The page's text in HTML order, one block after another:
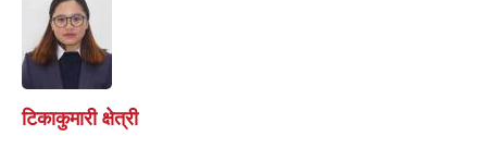
टिकाकुमारी क्षेत्री